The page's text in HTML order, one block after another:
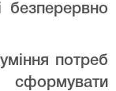
потреб
сформувати